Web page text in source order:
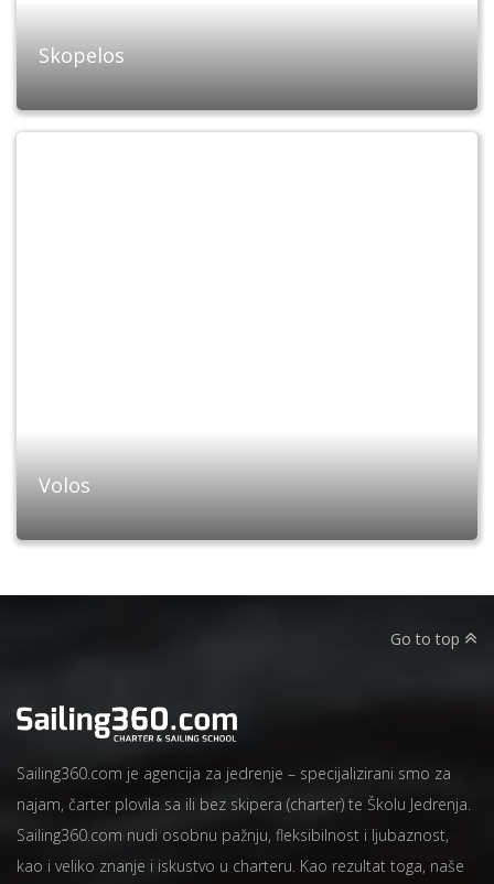
Skopelos
Volos
Go to top
Sailing360.com je agencija za jedrenje – specijalizirani smo za
najam, čarter plovila sa ili bez skipera (charter) te Školu Jedrenja.
Sailing360.com nudi osobnu pažnju, fleksibilnost i ljubaznost,
kao i veliko znanje i iskustvo u charteru. Kao rezultat toga, naše